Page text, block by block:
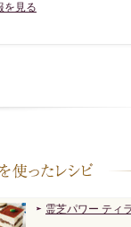
を見る
霊芝パワー ティ